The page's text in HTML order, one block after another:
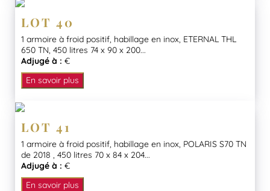
LOT 40
1 armoire à froid positif, habillage en inox, ETERNAL THL
650 TN, 450 litres 74 x 90 x 200...
Adjugé à : €
En savoir plus
LOT 41
1 armoire à froid positif, habillage en inox, POLARIS S70 TN
de 2018 , 450 litres 70 x 84 x 204...
Adjugé à : €
En savoir plus